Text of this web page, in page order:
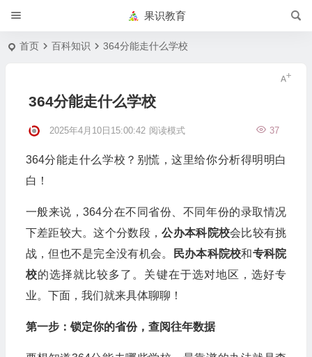
果识教育
首页 百科知识 364分能走什么学校
364分能走什么学校
2025年4月10日15:00:42 37
阅读模式
364分能走什么学校？别慌，这里给你分析得明明白
白！
一般来说，364分在不同省份、不同年份的录取情况
下差距较大。这个分数段，公办本科院校会比较有挑
战，但也不是完全没有机会。
民办本科院校和专科院
校的选择就比较多了。关键在于选对地区，选好专
业。下面，我们就来具体聊聊！
第一步：锁定你的省份，查阅往年数据